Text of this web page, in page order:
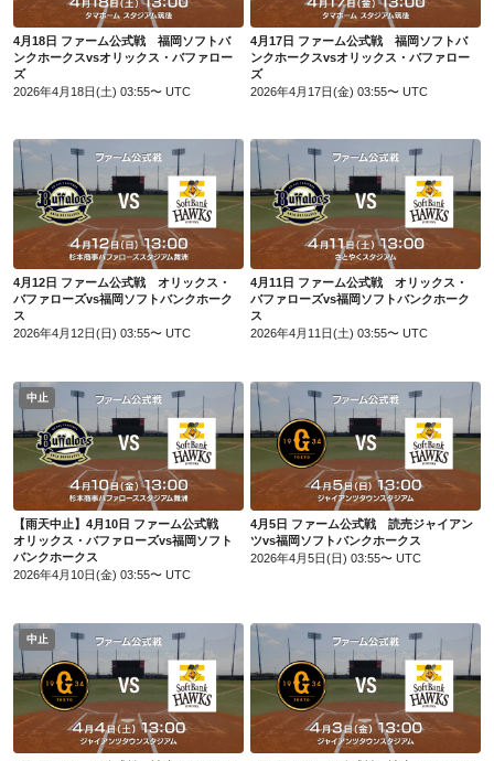
4月18日 ファーム公式戦 福岡ソフトバ
ンクホークスvsオリックス・バファロー
ズ
2026年4月18日(土) 03:55〜 UTC
4月17日 ファーム公式戦 福岡ソフトバ
ンクホークスvsオリックス・バファロー
ズ
2026年4月17日(金) 03:55〜 UTC
4月12日 ファーム公式戦 オリックス・バファローズvs福岡ソフトバンクホークス
4月12日 ファーム公式戦 オリックス・
バファローズvs福岡ソフトバンクホーク
ス
2026年4月12日(日) 03:55〜 UTC
4月11日 ファーム公式戦 オリックス・バファローズvs福岡ソフトバンクホークス
4月11日 ファーム公式戦 オリックス・
バファローズvs福岡ソフトバンクホーク
ス
2026年4月11日(土) 03:55〜 UTC
中止
【雨天中止】4月10日 ファーム公式戦 オリックス・バファローズvs福岡ソフトバンクホークス
【雨天中止】4月10日 ファーム公式戦
オリックス・バファローズvs福岡ソフト
バンクホークス
2026年4月10日(金) 03:55〜 UTC
4月5日 ファーム公式戦 読売ジャイアンツvs福岡ソフトバンクホークス
4月5日 ファーム公式戦 読売ジャイアン
ツvs福岡ソフトバンクホークス
2026年4月5日(日) 03:55〜 UTC
中止
4月4日 ファーム公式戦 読売ジャイアンツvs福岡ソフトバンクホークス 4月3日 ファーム公式戦 読売ジャイアンツvs福岡ソフトバンクホークス